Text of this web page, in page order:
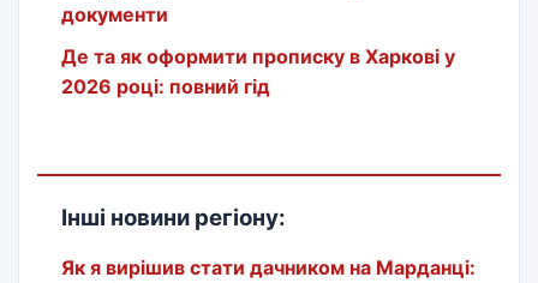
документи
Де та як оформити прописку в Харкові у
2026 році: повний гід
Інші новини регіону:
Як я вирішив стати дачником на Марданці: